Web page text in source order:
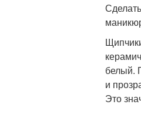
белый.
и
Это